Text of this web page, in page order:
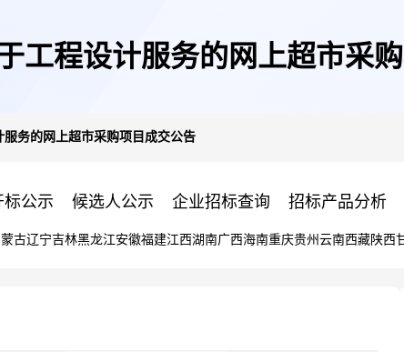
工程设计服务的网上超市采
务的网上超市采购项目成交公告
标公示 候选人公示 企业招标查询 招标产品分析
古辽宁吉林黑龙江安徽福建江西湖南广西海南重庆贵州 云南西藏陕西